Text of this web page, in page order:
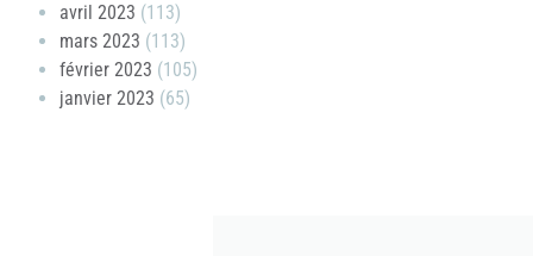
avril 2023 (113)
mars 2023 (113)
février 2023 (105)
janvier 2023 (65)